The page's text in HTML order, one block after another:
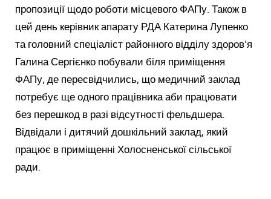
пропозиції щодо роботи місцевого ФАПу. Також в
цей день керівник апарату РДА Катерина Лупенко
та головний спеціаліст районного відділу здоров’я
Галина Сергієнко побували біля приміщення
ФАПу, де пересвідчились, що медичний заклад
потребує ще одного працівника аби працювати
без перешкод в разі відсутності фельдшера.
Відвідали і дитячий дошкільний заклад, який
працює в приміщенні Холосненської сільської
ради.